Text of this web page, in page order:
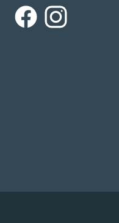
FacebookInstagram